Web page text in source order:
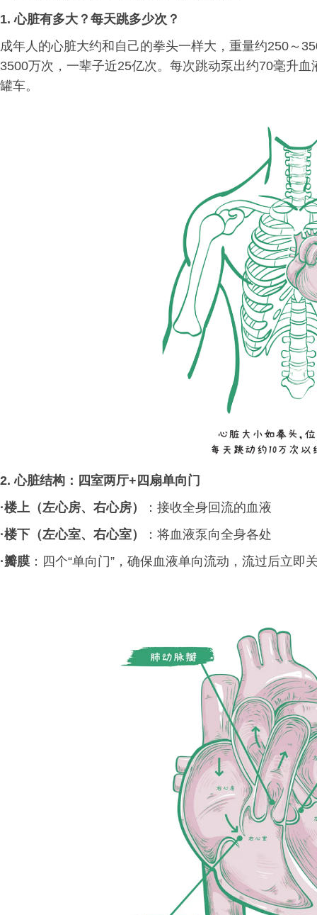
1. 心脏有多大？每天跳多少次？
成年人的心脏大约和自己的拳头一样大，重量约250～
3500万次，一辈子近25亿次。每次跳动泵出约70毫升
罐车。
2. 心脏结构：四室两厅+四扇单向门
·楼上（左心房、右心房）
：接收全身回流的血液
·楼下（左心室、右心室）
：将血液泵向全身各处
·瓣膜 ：四个“单向门”，确保血液单向流动，流过后立即